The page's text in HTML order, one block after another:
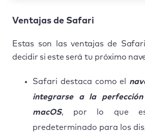
Ventajas de Safari
Estas son las ventajas de
decidir si este será tu próximo
Safari destaca como el
integrarse a la
macOS, por lo que es
predeterminado para los